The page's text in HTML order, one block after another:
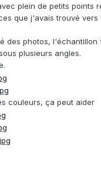
plein de petits points
que j'avais trouvé vers
des photos, l'échantillon
plusieurs angles.
couleurs, ça peut aider